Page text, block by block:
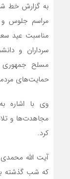
به گزارش خط
مراسم جلوس و
مناسبت عید
سرداران و
مسلح جمهوری
حمایت‌های
وی با اشاره
مجاهدت‌ها و
کرد.
که شب گذشته